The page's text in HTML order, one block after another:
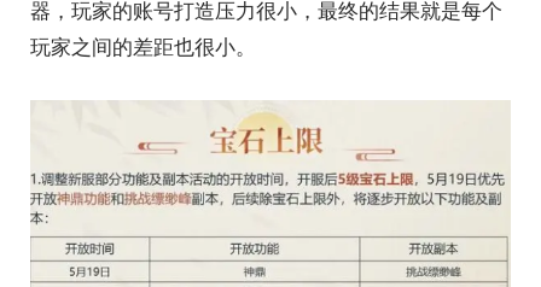
器，玩家的账号打造压力很小，最终的结果就是每个
玩家之间的差距也很小。